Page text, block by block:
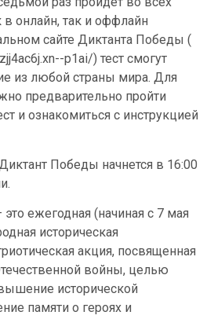
в онлайн, так и оффлайн
сайте Диктанта Победы (
p1ai/) тест смогут
из любой страны мира. Для
предварительно пройти
и ознакомиться с инструкцией
Победы начнется в 16:00
ежегодная (начиная с 7 мая
историческая
акция, посвященная
войны, целью
исторической
памяти о героях и